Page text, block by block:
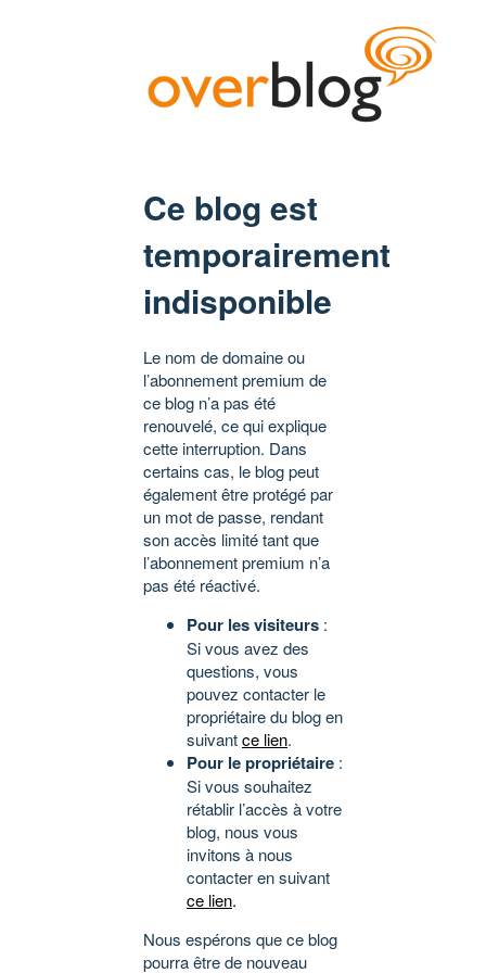
Ce blog est
temporairement
indisponible
Le nom de domaine ou
l’abonnement premium de
ce blog n’a pas été
renouvelé, ce qui explique
cette interruption. Dans
certains cas, le blog peut
également être protégé par
un mot de passe, rendant
son accès limité tant que
l’abonnement premium n’a
pas été réactivé.
Pour les visiteurs :
Si vous avez des
questions, vous
pouvez contacter le
propriétaire du blog en
suivantce lien.
Pour le propriétaire :
Si vous souhaitez
rétablir l’accès à votre
blog, nous vous
invitons à nous
contacter en suivant
ce lien.
Nous espérons que ce blog
pourra être de nouveau